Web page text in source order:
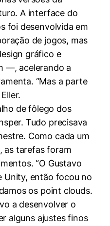
A interface do
foi desenvolvida em
de jogos, mas
gráfico e
—, acelerando a
“Mas a parte
de fôlego dos
Tudo precisava
Como cada um
as tarefas foram
“O Gustavo
Unity, então focou no
os point clouds.
a desenvolver o
alguns ajustes finos